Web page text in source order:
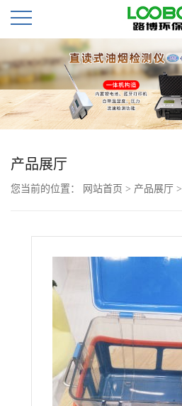
公
司
首
页
公
产品展厅
您当前的位置： 网站首页 > 产品展厅 >